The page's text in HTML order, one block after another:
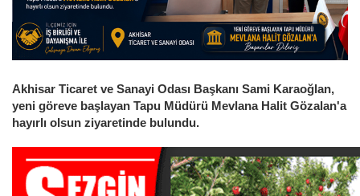
Akhisar Ticaret ve Sanayi Odası Başkanı Sami Karaoğlan,
yeni göreve başlayan Tapu Müdürü Mevlana Halit Gözalan'a
hayırlı olsun ziyaretinde bulundu.